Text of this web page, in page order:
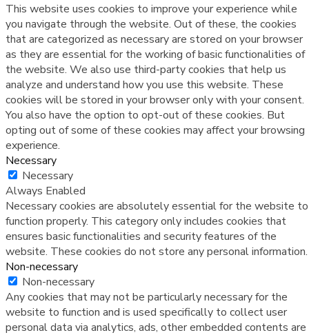
This website uses cookies to improve your experience while
you navigate through the website. Out of these, the cookies
that are categorized as necessary are stored on your browser
as they are essential for the working of basic functionalities of
the website. We also use third-party cookies that help us
analyze and understand how you use this website. These
cookies will be stored in your browser only with your consent.
You also have the option to opt-out of these cookies. But
opting out of some of these cookies may affect your browsing
experience.
Necessary
Necessary
Always Enabled
Necessary cookies are absolutely essential for the website to
function properly. This category only includes cookies that
ensures basic functionalities and security features of the
website. These cookies do not store any personal information.
Non-necessary
Non-necessary
Any cookies that may not be particularly necessary for the
website to function and is used specifically to collect user
personal data via analytics, ads, other embedded contents are